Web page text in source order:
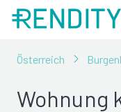
Österreich
Wohnung